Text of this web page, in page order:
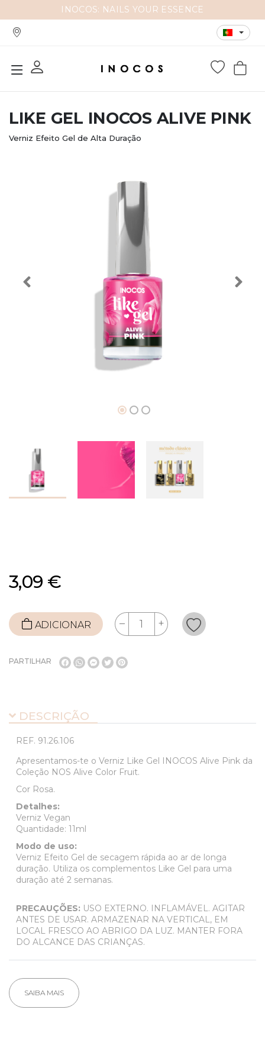
INOCOS: NAILS YOUR ESSENCE
LIKE GEL INOCOS ALIVE PINK
Verniz Efeito Gel de Alta Duração
3,09 €
ADICIONAR
PARTILHAR
DESCRIÇÃO
REF. 91.26.106
Apresentamos-te o Verniz Like Gel INOCOS Alive Pink da
Coleção NOS Alive Color Fruit.
Cor Rosa.
Detalhes:
Verniz Vegan
Quantidade: 11ml
Modo de uso:
Verniz Efeito Gel de secagem rápida ao ar de longa
duração. Utiliza os complementos Like Gel para uma
duração até 2 semanas.
PRECAUÇÕES: USO EXTERNO. INFLAMÁVEL. AGITAR
ANTES DE USAR. ARMAZENAR NA VERTICAL, EM
LOCAL FRESCO AO ABRIGO DA LUZ. MANTER FORA
DO ALCANCE DAS CRIANÇAS.
SAIBA MAIS